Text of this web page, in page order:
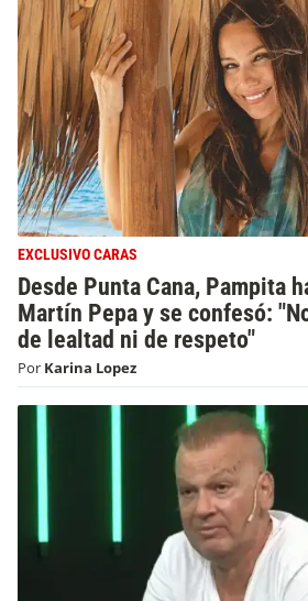
EXCLUSIVO CARAS
Desde Punta Cana, Pampita
Martín Pepa y se confesó:
de lealtad ni de respeto"
Por Karina Lopez